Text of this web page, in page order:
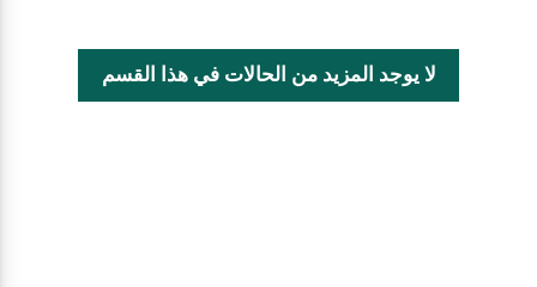
لا يوجد المزيد من الحالات في هذا القسم